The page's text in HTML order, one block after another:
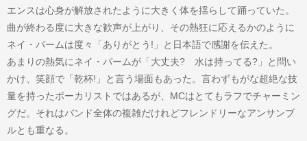
エンスは心身が解放されたように大きく体を揺らして踊っていた。
曲が終わる度に大きな歓声が上がり、その熱狂に応えるかのように
ネイ・パームは度々「ありがとう!」と日本語で感謝を伝えた。
あまりの熱気にネイ・パームが「大丈夫? 水は持ってる?」と問い
かけ、笑顔で「乾杯!」と言う場面もあった。言わずもがな超絶な技
量を持ったボーカリストではあるが、MCはとてもラフでチャーミン
グだ。それはバンド全体の複雑だけれどフレンドリーなアンサンブ
ルとも重なる。